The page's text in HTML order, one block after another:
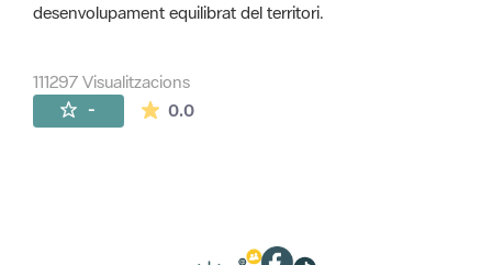
desenvolupament equilibrat del territori.
111297 Visualitzacions
- 0.0La mitjana de les valoracions és de 0